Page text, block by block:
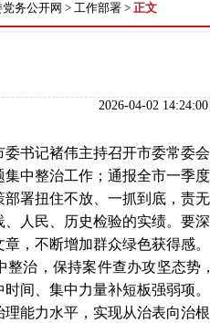
务公开网 > 工作部署 > 正文
2026-04-02
委书记褚伟主持召开市委常委
中整治工作；通报全市一季
署扭住不放、一抓到底，责
人民、历史检验的实绩。要
，不断增加群众绿色获得感。
整治，保持案件查办攻坚态势
间、集中力量补短板强弱项
能力水平，实现从治表向治